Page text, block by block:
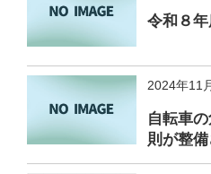
令和８
2024年11
自転車
則が整